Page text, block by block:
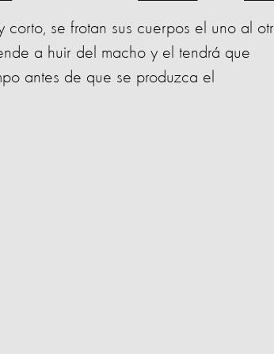
corto, se frotan sus cuerpos el uno al
a huir del macho y el tendrá que
antes de que se produzca el